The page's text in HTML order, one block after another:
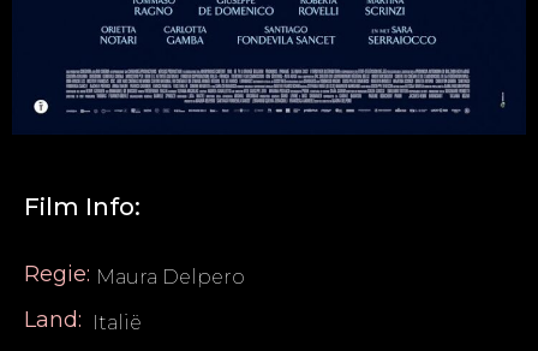
Film Info:
Regie: Maura Delpero
Land: Italië